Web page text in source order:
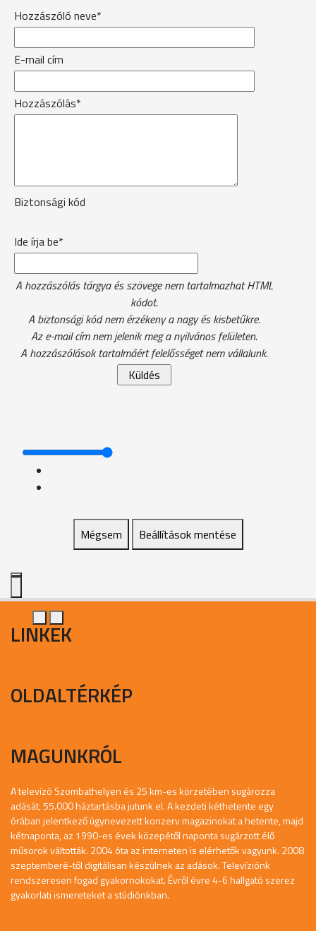
Hozzászóló neve*
E-mail cím
Hozzászólás*
Biztonsági kód
Ide írja be*
A hozzászólás tárgya és szövege nem tartalmazhat HTML
kódot.
A biztonsági kód nem érzékeny a nagy és kisbetűkre.
Az e-mail cím nem jelenik meg a nyilvános felületen.
A hozzászólások tartalmáért felelősséget nem vállalunk.
Mégsem Beállítások mentése
LINKEK
OLDALTÉRKÉP
MAGUNKRÓL
A televízó Szombathelyen és 25 km-es körzetében sugározza
adását, 55.000 háztartásba jutunk el. A kezdeti kéthetente egy
órában jelentkező úgynevezett konzerv magazinokat a hetente, majd
kétnaponta, az 1990-es évek közepétől naponta sugárzott élő
műsorok váltották. 2004 óta az interneten is elérhetők vagyunk. 2008
szeptemberé-től digitálisan készülnek az adások. Televíziónk
rendszeresen fogad gyakornokokat. Évről évre 4-6 hallgató szerez
gyakorlati ismereteket a stúdiónkban.